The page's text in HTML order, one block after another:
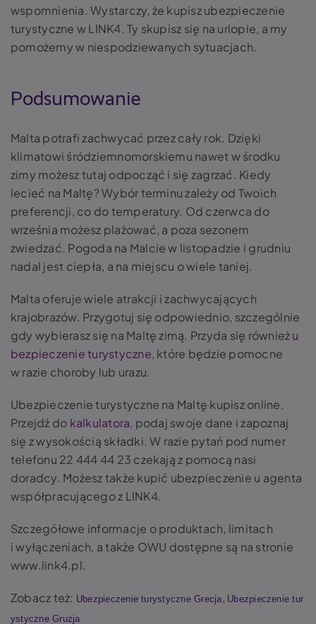
wspomnienia. Wystarczy, że kupisz ubezpieczenie
turystyczne w LINK4. Ty skupisz się na urlopie, a my
pomożemy w niespodziewanych sytuacjach.
Podsumowanie
Malta potrafi zachwycać przez cały rok. Dzięki
klimatowi śródziemnomorskiemu nawet w środku
zimy możesz tutaj odpocząć i się zagrzać. Kiedy
lecieć na Maltę? Wybór terminu zależy od Twoich
preferencji, co do temperatury. Od czerwca do
września możesz plażować, a poza sezonem
zwiedzać. Pogoda na Malcie w listopadzie i grudniu
nadal jest ciepła, a na miejscu o wiele taniej.
Malta oferuje wiele atrakcji i zachwycających
krajobrazów. Przygotuj się odpowiednio, szczególnie
gdy wybierasz się na Maltę zimą. Przyda się równieżu
bezpieczenie turystyczne, które będzie pomocne
w razie choroby lub urazu.
Ubezpieczenie turystyczne na Maltę kupisz online.
Przejdź do kalkulatora, podaj swoje dane i zapoznaj
się z wysokością składki. W razie pytań pod numer
telefonu 22 444 44 23 czekają z pomocą nasi
doradcy. Możesz także kupić ubezpieczenie u agenta
współpracującego z LINK4.
Szczegółowe informacje o produktach, limitach
i wyłączeniach, a także OWU dostępne są na stronie
www.link4.pl.
Zobacz też: Ubezpieczenie turystyczne Grecja, Ubezpieczenie tur
ystyczne Gruzja